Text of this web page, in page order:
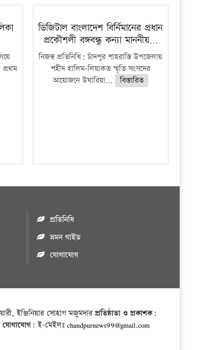
প্রথম
ডিজিটাল বাংলাদেশ বির্নিমানের প্রধান
প্রকৌশলী বঙ্গবন্ধু কন্যা মাননীয়…
নিজস্ব প্রতিনিধি: চাঁদপুর শাহরাস্তি উপজেলায়
শহীদ হালিম-লিয়াকত স্মৃতি সংসদের
আয়োজনে উঘারিয়া...
বিস্তারিত
প্রতিনিধি
ভ্রমন গাইড
যোগাযোগ
ইঞ্জিনিয়ার সোহাগ মজুমদারপ্রতিষ্ঠাতা ও প্রকাশক:
যোগাযোগ: ই-মেইলঃ chandpurnews99@gmail.com